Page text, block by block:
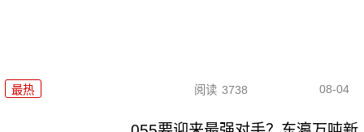
最热 阅读 3738 08-04